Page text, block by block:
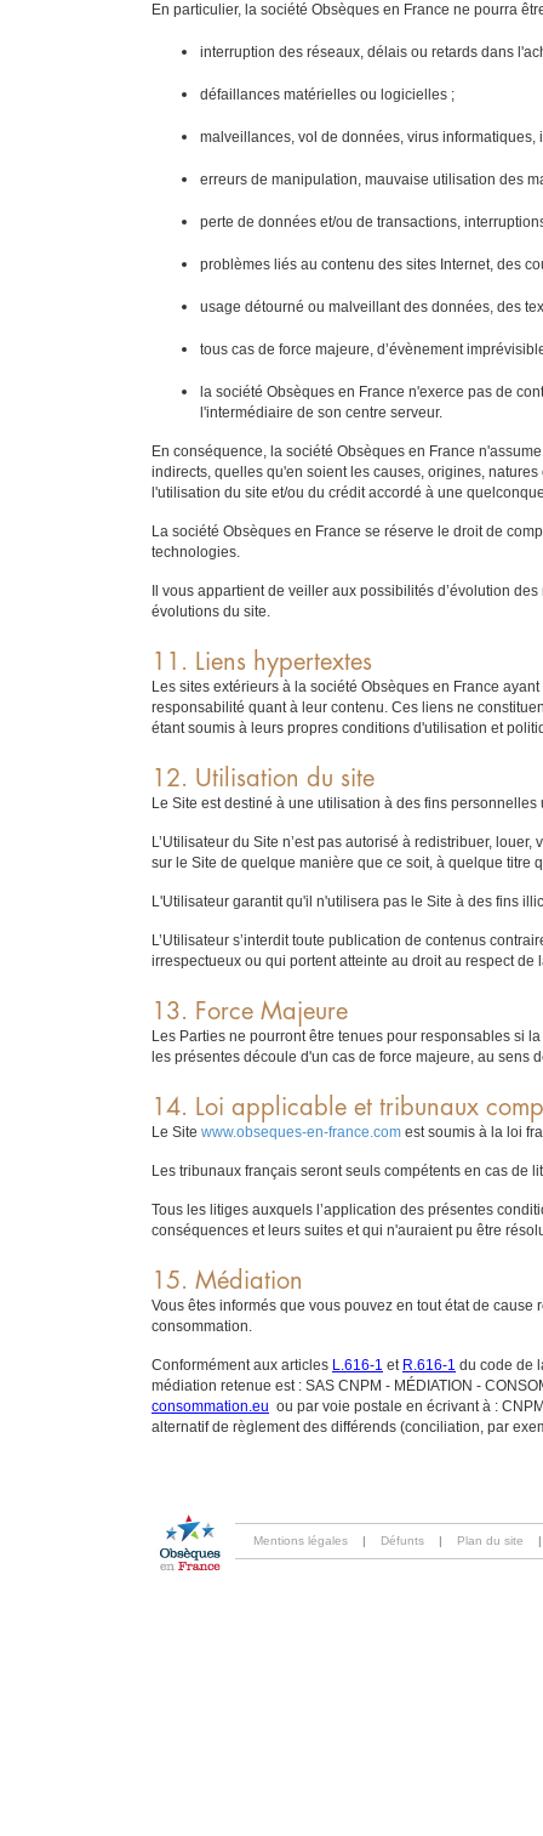
En particulier, la société Obsèques en France ne pourra
interruption des réseaux, délais ou retards dans
défaillances matérielles ou logicielles ;
malveillances, vol de données, virus
erreurs de manipulation, mauvaise utilisation des
perte de données et/ou de transactions,
problèmes liés au contenu des sites Internet, des
usage détourné ou malveillant des données, des
tous cas de force majeure, d’évènement
la société Obsèques en France n'exerce pas de
l'intermédiaire de son centre serveur.
En conséquence, la société Obsèques en France
indirects, quelles qu'en soient les causes, origines,
l'utilisation du site et/ou du crédit accordé à une
La société Obsèques en France se réserve le droit de
technologies.
Il vous appartient de veiller aux possibilités d’évolution
évolutions du site.
11. Liens hypertextes
Les sites extérieurs à la société Obsèques en France
responsabilité quant à leur contenu. Ces liens ne
étant soumis à leurs propres conditions d'utilisation et
12. Utilisation du site
Le Site est destiné à une utilisation à des fins
L’Utilisateur du Site n’est pas autorisé à redistribuer,
sur le Site de quelque manière que ce soit, à quelque titre
L'Utilisateur garantit qu'il n'utilisera pas le Site à des fins
L’Utilisateur s’interdit toute publication de contenus
irrespectueux ou qui portent atteinte au droit au respect de
13. Force Majeure
Les Parties ne pourront être tenues pour responsables si
les présentes découle d'un cas de force majeure, au sens
14. Loi applicable et tribunaux
Le Site www.obseques-en-france.com est soumis à la loi
Les tribunaux français seront seuls compétents en cas de
Tous les litiges auxquels l’application des présentes
conséquences et leurs suites et qui n'auraient pu être
15. Médiation
Vous êtes informés que vous pouvez en tout état de
consommation.
Conformément aux articles L.616-1 et R.616-1 du code de
médiation retenue est : SAS CNPM - MÉDIATION -
consommation.eu ou par voie postale en écrivant à :
alternatif de règlement des différends (conciliation, par
Mentions légales | Défunts | Plan du site |